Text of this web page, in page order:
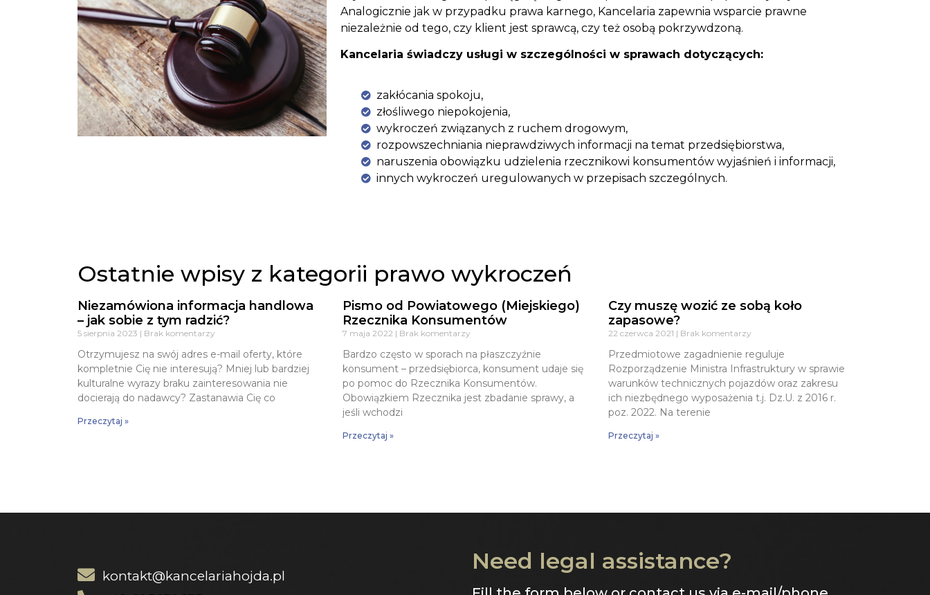
Analogicznie jak w przypadku prawa karnego, Kancelaria zapewnia wsparcie prawne
niezależnie od tego, czy klient jest sprawcą, czy też osobą pokrzywdzoną.
Kancelaria świadczy usługi w szczególności w sprawach dotyczących:
zakłócania spokoju,
złośliwego niepokojenia,
wykroczeń związanych z ruchem drogowym,
rozpowszechniania nieprawdziwych informacji na temat przedsiębiorstwa,
naruszenia obowiązku udzielenia rzecznikowi konsumentów wyjaśnień i informacji,
innych wykroczeń uregulowanych w przepisach szczególnych.
Ostatnie wpisy z kategorii prawo wykroczeń
Niezamówiona informacja handlowa
– jak sobie z tym radzić?
5 sierpnia 2023 Brak komentarzy
Otrzymujesz na swój adres e-mail oferty, które
kompletnie Cię nie interesują? Mniej lub bardziej
kulturalne wyrazy braku zainteresowania nie
docierają do nadawcy? Zastanawia Cię co
Przeczytaj »
Pismo od Powiatowego (Miejskiego)
Rzecznika Konsumentów
7 maja 2022 Brak komentarzy
Bardzo często w sporach na płaszczyźnie
konsument – przedsiębiorca, konsument udaje się
po pomoc do Rzecznika Konsumentów.
Obowiązkiem Rzecznika jest zbadanie sprawy, a
jeśli wchodzi
Przeczytaj »
Czy muszę wozić ze sobą koło
zapasowe?
22 czerwca 2021 Brak komentarzy
Przedmiotowe zagadnienie reguluje
Rozporządzenie Ministra Infrastruktury w sprawie
warunków technicznych pojazdów oraz zakresu
ich niezbędnego wyposażenia t.j. Dz.U. z 2016 r.
poz. 2022. Na terenie
Przeczytaj »
kontakt@kancelariahojda.pl
Need legal assistance?